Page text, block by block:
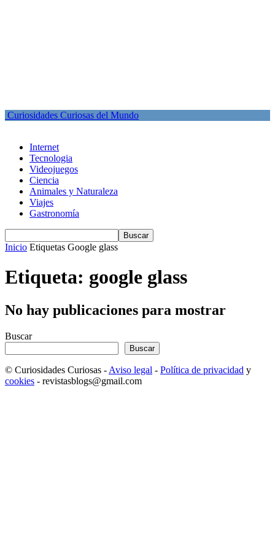
Curiosidades Curiosas del Mundo
Internet
Tecnologia
Videojuegos
Ciencia
Animales y Naturaleza
Viajes
Gastronomía
Inicio Etiquetas Google glass
Etiqueta: google glass
No hay publicaciones para mostrar
Buscar
Buscar
© Curiosidades Curiosas - Aviso legal - Política de privacidad y
cookies - revistasblogs@gmail.com